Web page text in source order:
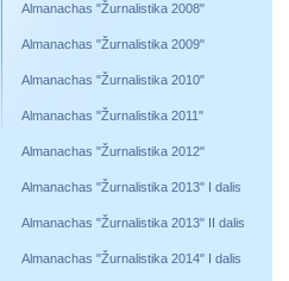
Almanachas "Žurnalistika 2008"
Almanachas "Žurnalistika 2009"
Almanachas "Žurnalistika 2010"
Almanachas "Žurnalistika 2011"
Almanachas "Žurnalistika 2012"
Almanachas "Žurnalistika 2013" I dalis
Almanachas "Žurnalistika 2013" II dalis
Almanachas "Žurnalistika 2014" I dalis